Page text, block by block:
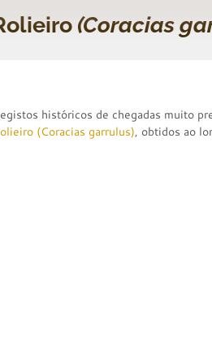
(Coracias
históricos de chegadas muito
(Coracias garrulus), obtidos ao